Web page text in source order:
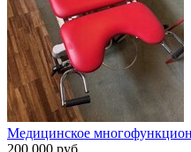
Медицинское
200 000 руб.